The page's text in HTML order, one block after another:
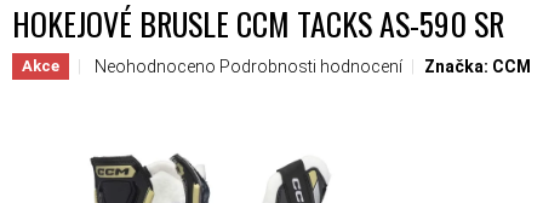
HOKEJOVÉ BRUSLE CCM TACKS AS-590 SR
Akce Průměrné hodnocení produktu je 0,0 z 5 hvězdiček.
Neohodnoceno Podrobnosti hodnocení Značka: CCM